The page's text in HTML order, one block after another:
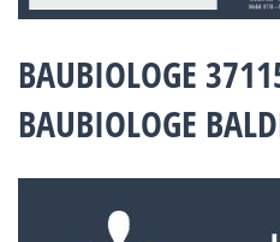
BAUBIOLOGE
BAUBIOLOGE